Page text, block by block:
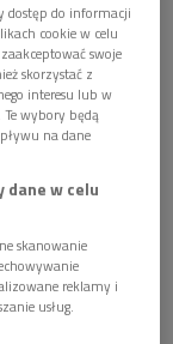
lat pozycji
przez
rozwiązanie
które
w małych
dostęp do informacji
cookie w celu
swoje
skorzystać z
interesu lub w
wybory będą
na dane
w celu
skanowanie
reklamy i
usług.